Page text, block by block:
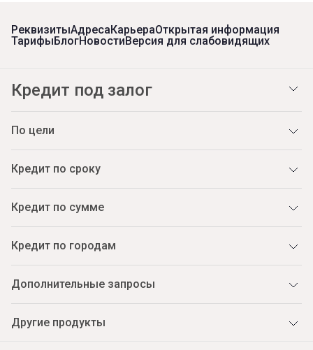
РеквизитыАдресаКарьераОткрытая информация
ТарифыБлогНовостиВерсия для слабовидящих
Кредит под залог
По цели
Кредит по сроку
Кредит по сумме
Кредит по городам
Дополнительные запросы
Другие продукты